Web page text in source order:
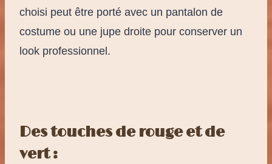
choisi peut être porté avec un pantalon de
costume ou une jupe droite pour conserver un
look professionnel.
Des touches de rouge et de
vert :